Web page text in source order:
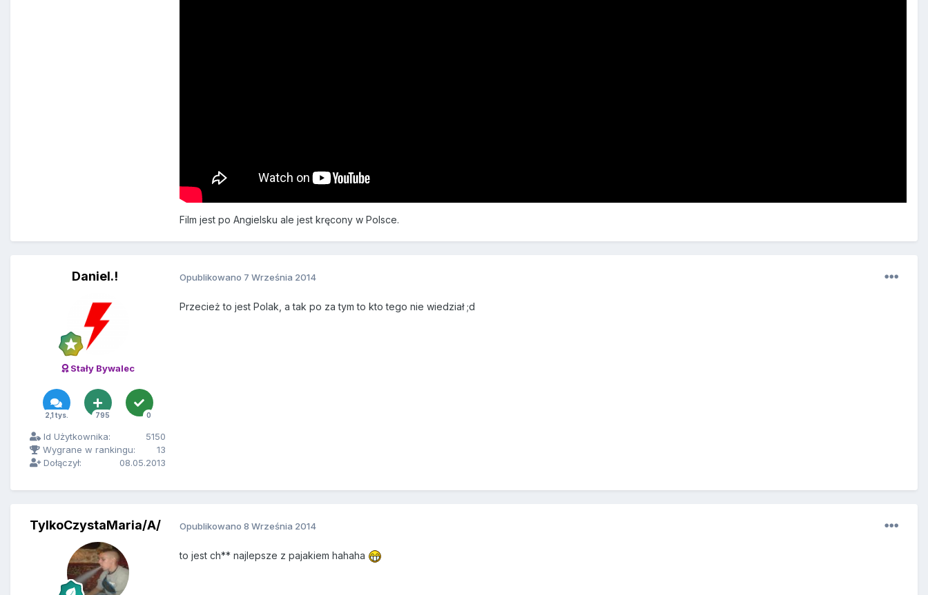
Film jest po Angielsku ale jest kręcony w Polsce.
Daniel.!
Stały Bywalec
2,1 tys. 795 0
Id Użytkownika:
5150
Wygrane w rankingu:
13
Dołączył:
08.05.2013
Opublikowano 7 Września 2014
Przecież to jest Polak, a tak po za tym to kto tego nie wiedział ;d
TylkoCzystaMaria/A/ Opublikowano 8 Września 2014
to jest ch** najlepsze z pajakiem hahaha